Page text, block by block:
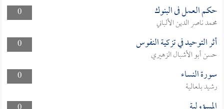
0
حكم العمل فى البنوك
محمد ناصر الدين الألباني
0
أثر التوحيد في تزكية النفوس
حسن أبو الأشبال الزهيري
0
سورة النساء
رشيد بلعالية